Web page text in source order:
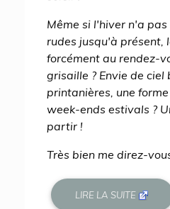
Même si l'hiver n'a
rudes jusqu'à présent,
forcément au rendez-
grisaille ? Envie de
printanières, une
week-ends estivals ?
partir !
Très bien me direz-
LIRE LA SUITE